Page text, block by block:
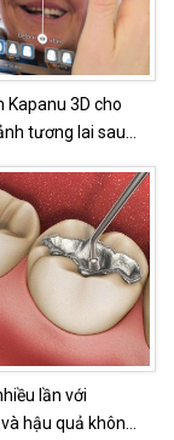
Kapanu 3D cho
tương lai sau
lần với
hậu quả khôn